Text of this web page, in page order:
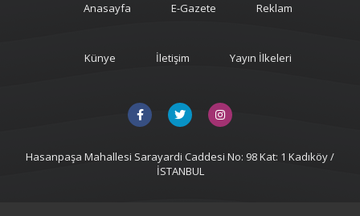
Anasayfa E-Gazete Reklam
Künye İletişim Yayın İlkeleri
Hasanpaşa Mahallesi Sarayardi Caddesi No: 98 Kat: 1 Kadıköy /
İSTANBUL